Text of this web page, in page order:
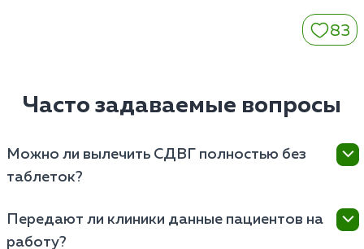
83
Часто задаваемые вопросы
Можно ли вылечить СДВГ полностью без
таблеток?
связанную с нехваткой дофамина. При выраженных
симптомах психотерапия без медикаментов дает
Передают ли клиники данные пациентов на
работу?